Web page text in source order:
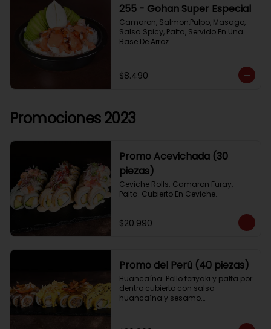
255 - Gohan Super Especial
Camaron, Salmon,Pulpo, Masago,
Salsa Spicy, Palta, Servido En Una
Base De Arroz
$8.490
Promociones 2023
Promo Acevichada (30
piezas)
Ceviche Rolls: Camaron Furay,
Palta. Cubierto En Ceviche.
Acevichado Rolls: Camaron Furay,
Palta. Cubierto Con Pescado Blanco
queso crema y palta, frito en panko.
Coronado con salsa acevichada,
toques de cebolla, aji limo y cilantro
$20.990
Promo del Perú (40 piezas)
Huancaína: Pollo teriyaki y palta por
dentro cubierto con salsa
huancaína y sesamo.
dentro cubierto con lomo fino